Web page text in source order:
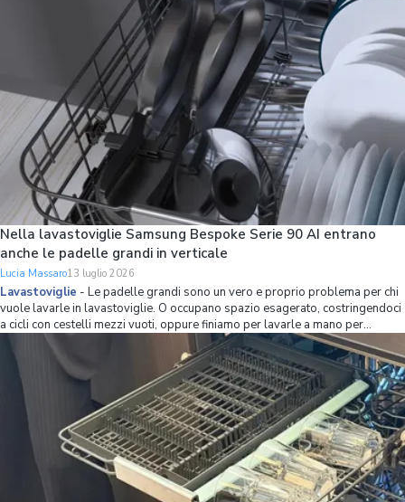
Nella lavastoviglie Samsung Bespoke Serie 90 AI entrano
anche le padelle grandi in verticale
Lucia Massaro13 luglio 2026
Lavastoviglie - Le padelle grandi sono un vero e proprio problema per chi
vuole lavarle in lavastoviglie. O occupano spazio esagerato, costringendoci
a cicli con cestelli mezzi vuoti, oppure finiamo per lavarle a mano per
mettere più stoviglie possibile in lavastoviglie. Se non volete avere più
questo problema,